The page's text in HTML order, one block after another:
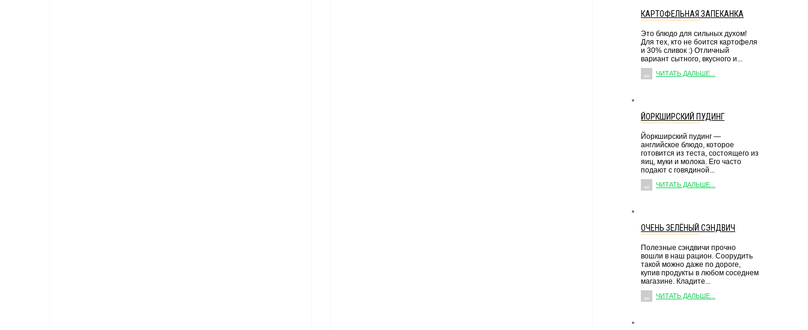
КАРТОФЕЛЬНАЯ ЗАПЕКАНКА
Это блюдо для сильных духом!
Для тех, кто не боится картофеля
и 30% сливок :) Отличный
вариант сытного, вкусного и...
...
ЧИТАТЬ ДАЛЬШЕ...
ЙОРКШИРСКИЙ ПУДИНГ
Йоркширский пудинг —
английское блюдо, которое
готовится из теста, состоящего из
яиц, муки и молока. Его часто
подают с говядиной...
...
ЧИТАТЬ ДАЛЬШЕ...
ОЧЕНЬ ЗЕЛЁНЫЙ СЭНДВИЧ
Полезные сэндвичи прочно
вошли в наш рацион. Соорудить
такой можно даже по дороге,
купив продукты в любом соседнем
магазине. Кладите...
...
ЧИТАТЬ ДАЛЬШЕ...